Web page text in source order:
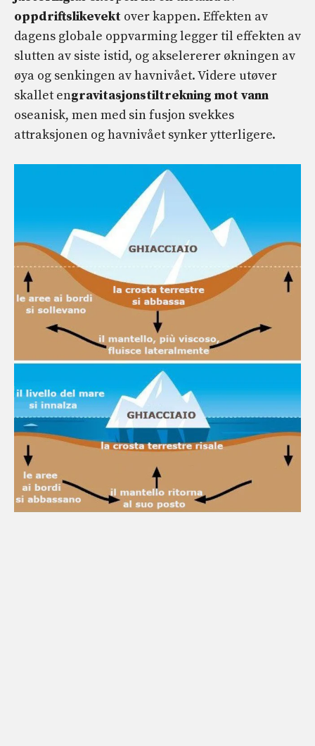
oppdriftslikevekt over kappen. Effekten av
dagens globale oppvarming legger til effekten av
slutten av siste istid, og akselererer økningen av
øya og senkingen av havnivået. Videre utøver
skallet engravitasjonstiltrekning mot vann
oseanisk, men med sin fusjon svekkes
attraksjonen og havnivået synker ytterligere.